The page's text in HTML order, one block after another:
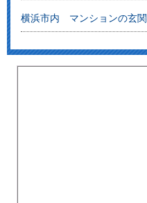
横浜市内 マンションの玄